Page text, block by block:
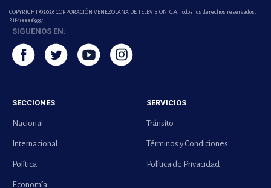
COPYRIGHT ©2026 CORPORACIÓN VENEZOLANA DE TELEVISION, C.A. Todos los derechos reservados.
Rif-j000089337
SIGUENOS EN:
SECCIONES
Nacional
Internacional
Política
Economía
SERVICIOS
Tránsito
Términos y Condiciones
Política de Privacidad